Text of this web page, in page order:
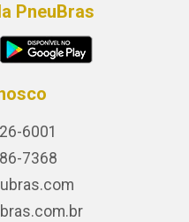
PneuBras
6001
7368